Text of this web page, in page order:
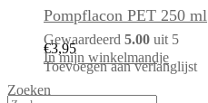
Pompflacon PET 250 ml
Gewaardeerd 5.00 uit 5
€3,95
In mijn winkelmandje
Toevoegen aan verlanglijst
Zoeken